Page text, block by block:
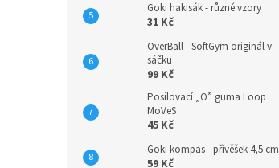
Goki hakisák - různé vzory
31 Kč
OverBall - SoftGym originál v
sáčku
99 Kč
Posilovací „O” guma Loop
MoVeS
45 Kč
Goki kompas - přívěšek 4,5 cm
59 Kč